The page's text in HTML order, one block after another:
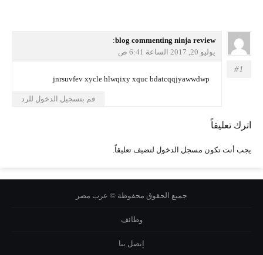
يقول
blog commenting ninja review
:
يوليو 20, 2017 الساعة 6:41 ص
jnrsuvfev xycle hlwqixy xquc bdatcqqjyawwdwp
قم بتسجيل الدخول للرد
اترك تعليقاً
يجب أنت تكون مسجل الدخول لتضيف تعليقاً.
جميع الحقوق محفوظة © عرب مصر
وظائف
إتصل بنا